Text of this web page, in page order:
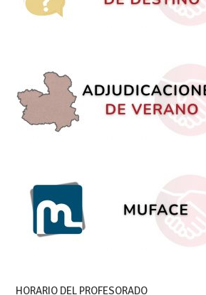
HORARIO DEL PROFESORADO